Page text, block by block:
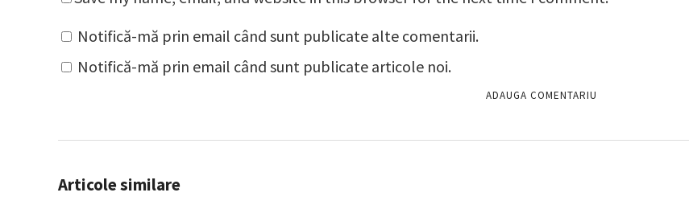
Notifică-mă prin email când sunt publicate alte comentarii.
Notifică-mă prin email când sunt publicate articole noi.
Articole similare